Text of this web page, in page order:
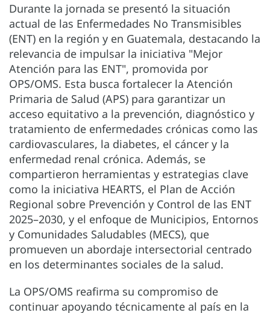
Durante la jornada se presentó la situación
actual de las Enfermedades No Transmisibles
(ENT) en la región y en Guatemala, destacando la
relevancia de impulsar la iniciativa "Mejor
Atención para las ENT", promovida por
OPS/OMS. Esta busca fortalecer la Atención
Primaria de Salud (APS) para garantizar un
acceso equitativo a la prevención, diagnóstico y
tratamiento de enfermedades crónicas como las
cardiovasculares, la diabetes, el cáncer y la
enfermedad renal crónica. Además, se
compartieron herramientas y estrategias clave
como la iniciativa HEARTS, el Plan de Acción
Regional sobre Prevención y Control de las ENT
2025–2030, y el enfoque de Municipios, Entornos
y Comunidades Saludables (MECS), que
promueven un abordaje intersectorial centrado
en los determinantes sociales de la salud.
La OPS/OMS reafirma su compromiso de
continuar apoyando técnicamente al país en la